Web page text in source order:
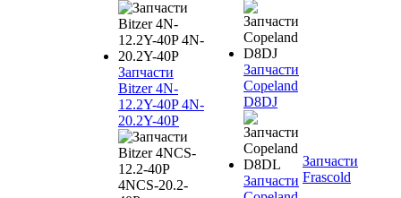
Запчасти
Bitzer 4N-
12.2Y-40P 4N-
20.2Y-40P
Запчасти
Copeland
D8DJ
Запчасти
Запчасти
Frascold